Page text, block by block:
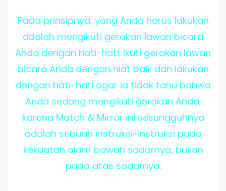
Pada prinsipnya, yang Anda harus lakukan
adalah mengikuti gerakan lawan bicara
Anda dengan hati-hati. Ikuti gerakan lawan
bicara Anda dengan niat baik dan lakukan
dengan hati-hati agar ia tidak tahu bahwa
Anda sedang mengikuti gerakan Anda,
karena Match & Mirror ini sesungguhnya
adalah sebuah instruksi-instruksi pada
kekuatan alam bawah sadarnya, bukan
pada atas sadarnya.